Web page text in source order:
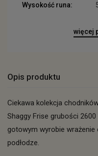
Wysokość runa:
więcej
Opis produktu
Ciekawa kolekcja
Shaggy Frise grubości
gotowym wyrobie
podłodze.